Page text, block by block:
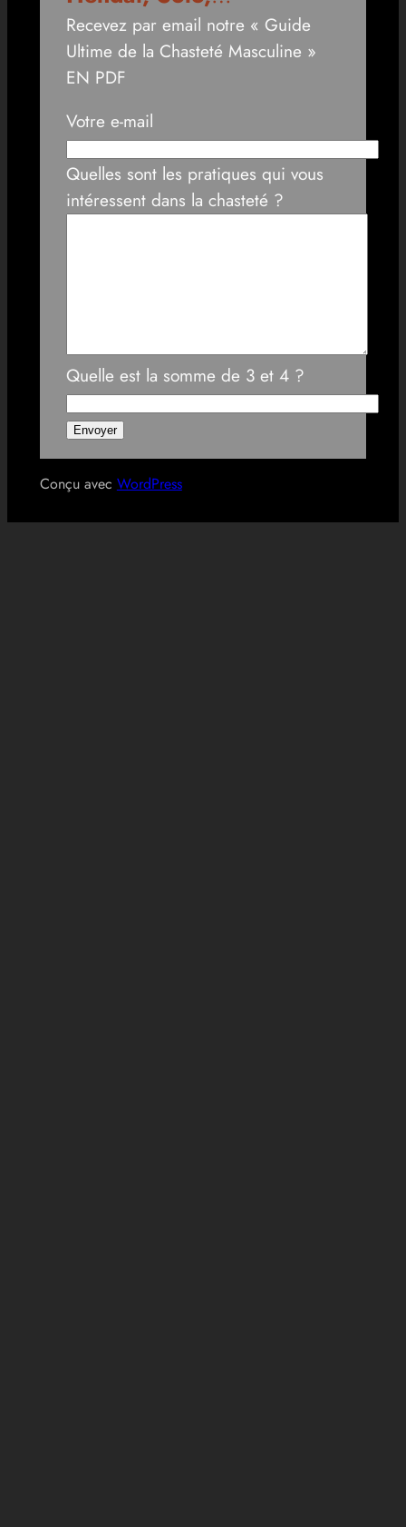
Recevez par email notre « Guide
Ultime de la Chasteté Masculine »
EN PDF
Votre e-mail
Quelles sont les pratiques qui vous
intéressent dans la chasteté ?
Quelle est la somme de 3 et 4 ?
Conçu avec WordPress